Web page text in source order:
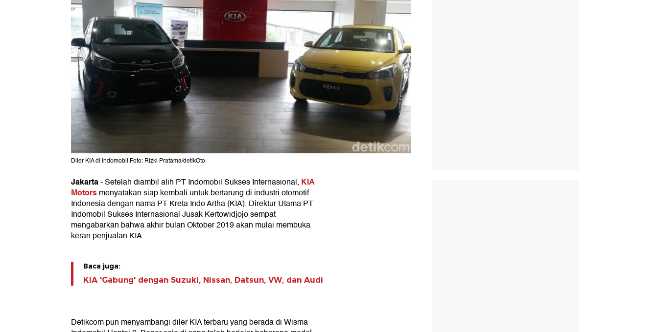
Diler KIA di Indomobil Foto: Rizki Pratama/detikOto
Jakarta- Setelah diambil alih PT Indomobil Sukses Internasional, KIA
Motorsmenyatakan siap kembali untuk bertarung di industri otomotif
Indonesia dengan nama PT Kreta Indo Artha (KIA). Direktur Utama PT
Indomobil Sukses Internasional Jusak Kertowidjojo sempat
mengabarkan bahwa akhir bulan Oktober 2019 akan mulai membuka
keran penjualan KIA.
Baca juga:
KIA 'Gabung' dengan Suzuki, Nissan, Datsun, VW, dan Audi
Detikcom pun menyambangi diler KIA terbaru yang berada di Wisma